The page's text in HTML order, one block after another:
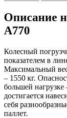
Описание
A770
Колесный
показателем в
Максимальный
– 1550 кг.
большей
достигается
себя
паллет.